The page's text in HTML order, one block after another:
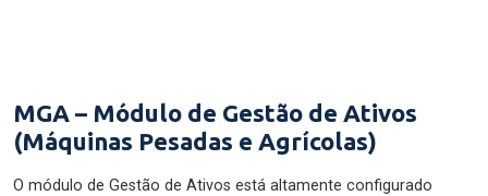
MGA – Módulo de Gestão de Ativos
(Máquinas Pesadas e Agrícolas)
O módulo de Gestão de Ativos está altamente configurado